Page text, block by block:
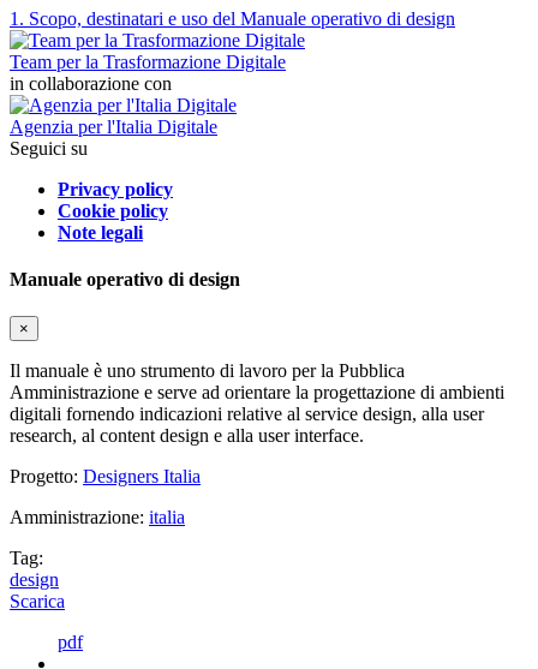
1. Scopo, destinatari e uso del Manuale operativo di design
Team per la Trasformazione Digitale
in collaborazione con
Agenzia per l'Italia Digitale
Seguici su
Privacy policy
Cookie policy
Note legali
Manuale operativo di design
×
Il manuale è uno strumento di lavoro per la Pubblica
Amministrazione e serve ad orientare la progettazione di ambienti
digitali fornendo indicazioni relative al service design, alla user
research, al content design e alla user interface.
Progetto: Designers Italia
Amministrazione: italia
Tag:
design
Scarica
pdf